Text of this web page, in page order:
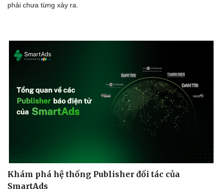
phải chưa từng xảy ra.
Khám phá hệ thống Publisher đối tác của
SmartAds